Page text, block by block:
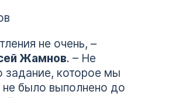
не очень, –
Жамнов. – Не
задание, которое мы
было выполнено до